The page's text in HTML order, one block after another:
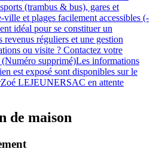
(trambus & bus), gares et
et plages facilement accessibles (-
idéal pour se constituer un
revenus réguliers et une gestion
ou visite ? Contactez votre
supprimé)Les informations
est exposé sont disponibles sur le
LEJEUNERSAC en attente
de maison